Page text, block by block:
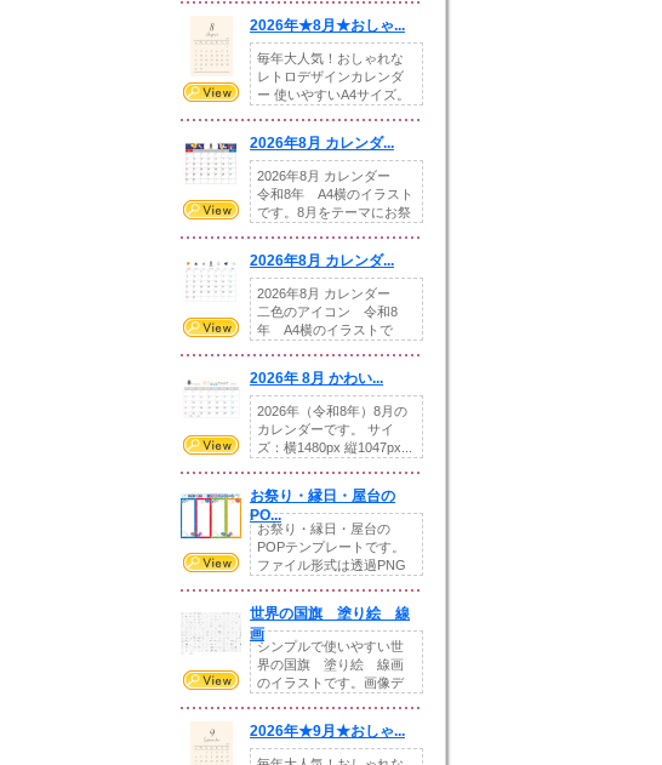
2026年★8月★おしゃ...
毎年大人気！おしゃれな
レトロデザインカレンダ
ー 使いやすいA4サイズ。
2026年8月 カレンダ...
2026年8月 カレンダー
令和8年 A4横のイラスト
です。8月をテーマにお祭
2026年8月 カレンダ...
2026年8月 カレンダー
二色のアイコン 令和8
年 A4横のイラストで
2026年 8月 かわい...
2026年（令和8年）8月の
カレンダーです。 サイ
ズ：横1480px 縦1047px...
お祭り・縁日・屋台の
PO...
お祭り・縁日・屋台の
POPテンプレートです。
ファイル形式は透過PNG
世界の国旗 塗り絵 線
画
シンプルで使いやすい世
界の国旗 塗り絵 線画
のイラストです。画像デ
2026年★9月★おしゃ...